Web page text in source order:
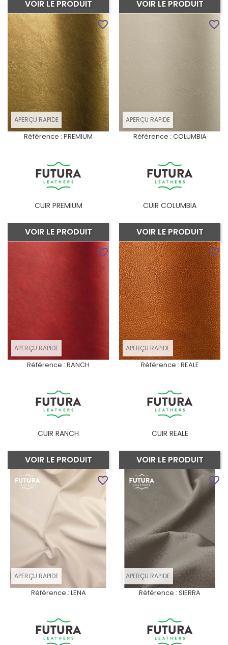
VOIR LE PRODUIT VOIR LE PRODUIT
APERÇU RAPIDE
Référence : PREMIUM
CUIR PREMIUM
VOIR LE PRODUIT
favorite_border
APERÇU RAPIDE
Référence : COLUMBIA
CUIR COLUMBIA
VOIR LE PRODUIT
favorite_border
APERÇU RAPIDE
Référence : RANCH
CUIR RANCH
VOIR LE PRODUIT
favorite_border
APERÇU RAPIDE
Référence : REALE
CUIR REALE
VOIR LE PRODUIT
favorite_border
APERÇU RAPIDE
Référence : LENA
favorite_border
APERÇU RAPIDE
Référence : SIERRA
favorite_border